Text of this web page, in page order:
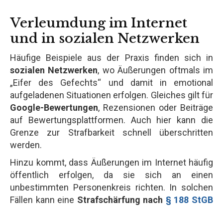
Verleumdung im Internet
und in sozialen Netzwerken
Häufige Beispiele aus der Praxis finden sich in
sozialen Netzwerken, wo Äußerungen oftmals im
„Eifer des Gefechts“ und damit in emotional
aufgeladenen Situationen erfolgen. Gleiches gilt für
Google-Bewertungen, Rezensionen oder Beiträge
auf Bewertungsplattformen. Auch hier kann die
Grenze zur Strafbarkeit schnell überschritten
werden.
Hinzu kommt, dass Äußerungen im Internet häufig
öffentlich erfolgen, da sie sich an einen
unbestimmten Personenkreis richten. In solchen
Fällen kann eine Strafschärfung nach § 188 StGB